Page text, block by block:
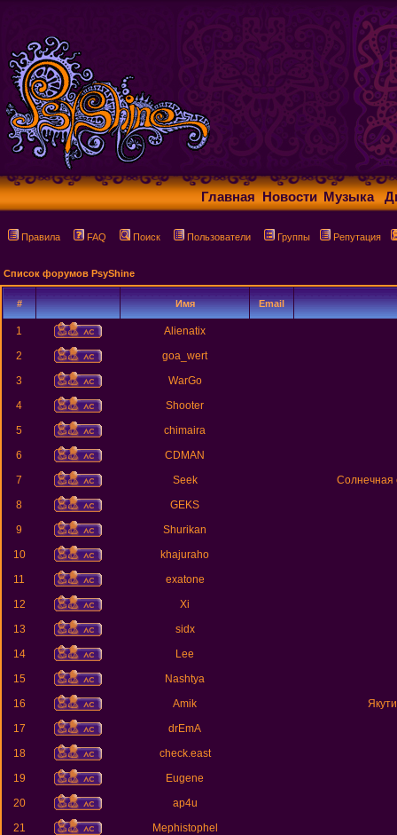
Главная Новости Музыка
Правила FAQ Поиск Пользователи Группы Репутация
Список форумов PsyShine
# Имя Email
1
Alienatix
2
goa_wert
3
WarGo
4
Shooter
5
chimaira
6
CDMAN
7
Seek
Солнечная
8
GEKS
9
Shurikan
10
khajuraho
11
exatone
12
Xi
13
sidx
14
Lee
15
Nashtya
16
Amik
17
drEmA
18
check.east
19
Eugene
20
ap4u
21
Mephistophel